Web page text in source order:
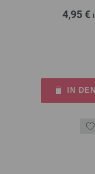
4,95 €
IN